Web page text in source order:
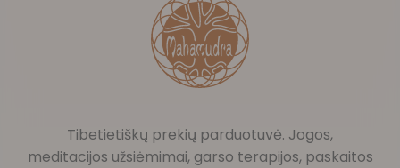
Tibetietiškų prekių parduotuvė. Jogos,
meditacijos užsiėmimai, garso terapijos, paskaitos